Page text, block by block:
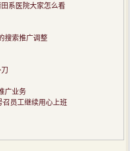
系医院大家怎么看
搜索推广调整
广业务
召员工继续用心上班